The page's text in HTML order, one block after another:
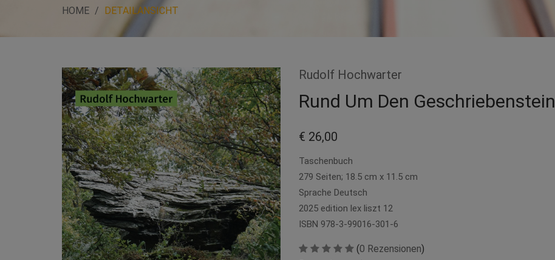
HOME DETAILANSICHT
Rudolf Hochwarter
Rund Um Den Geschriebenstein
€ 26,00
Taschenbuch
279 Seiten; 18.5 cm x 11.5 cm
Sprache Deutsch
2025 edition lex liszt 12
ISBN 978-3-99016-301-6
(0 Rezensionen)